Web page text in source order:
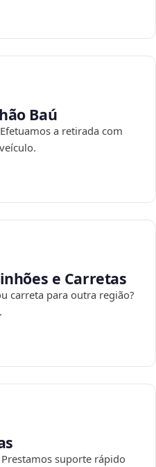
Baú
a retirada com
e Carretas
carreta para outra região?
suporte rápido